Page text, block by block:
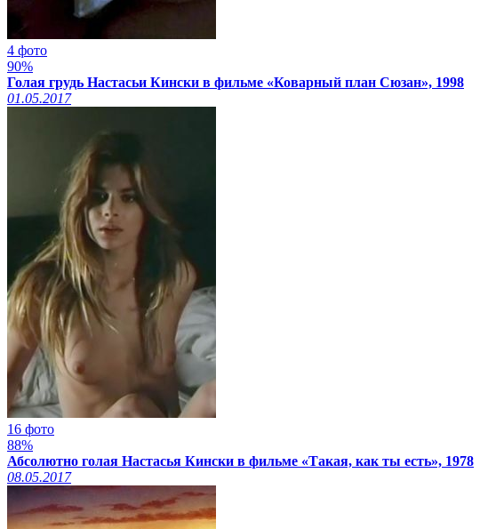
4 фото
90%
Голая грудь Настасьи Кински в фильме «Коварный план Сюзан», 1998
01.05.2017
16 фото
88%
Абсолютно голая Настасья Кински в фильме «Такая, как ты есть», 1978
08.05.2017